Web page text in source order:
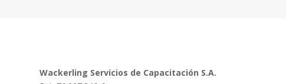
Wackerling Servicios de Capacitación S.A.